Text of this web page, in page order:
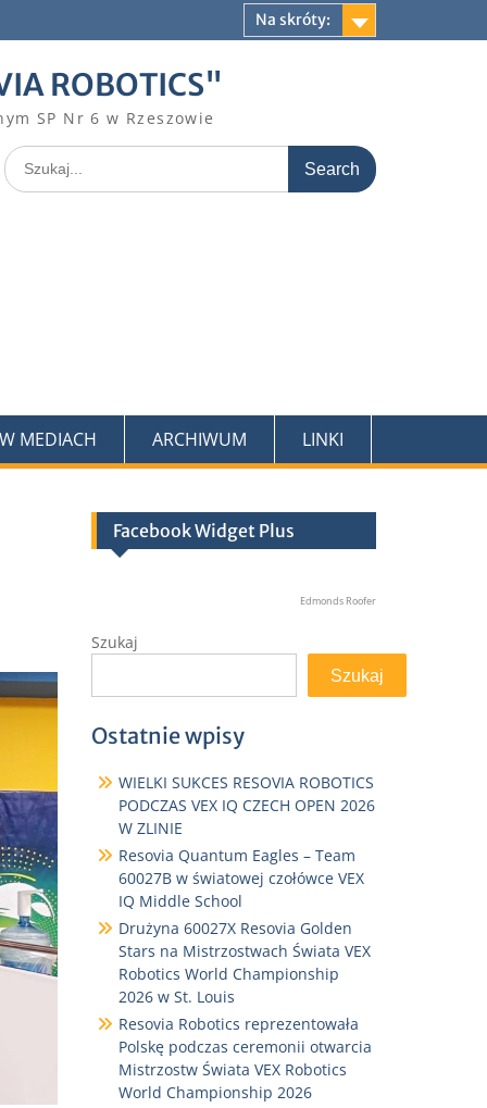
Na skróty:
ROBOTICS"
SP Nr 6 w Rzeszowie
Search
for:
MEDIACH ARCHIWUM LINKI
Facebook Widget Plus
Edmonds Roofer
Szukaj
Szukaj
Ostatnie wpisy
WIELKI SUKCES RESOVIA ROBOTICS
PODCZAS VEX IQ CZECH OPEN 2026
W ZLINIE
Resovia Quantum Eagles – Team
60027B w światowej czołówce VEX
IQ Middle School
Drużyna 60027X Resovia Golden
Stars na Mistrzostwach Świata VEX
Robotics World Championship
2026 w St. Louis
Resovia Robotics reprezentowała
Polskę podczas ceremonii otwarcia
Mistrzostw Świata VEX Robotics
World Championship 2026